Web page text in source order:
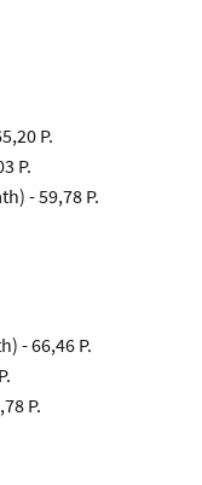
P.
P.
- 59,78 P.
- 66,46 P.
P.